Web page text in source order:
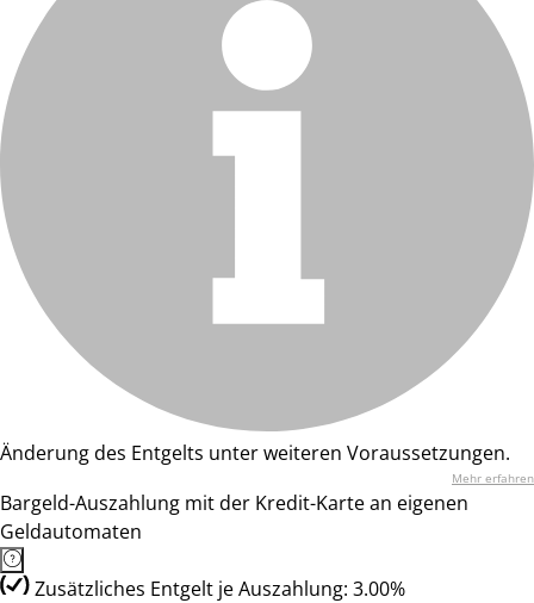
Änderung des Entgelts unter weiteren Voraussetzungen.
Mehr erfahren
Bargeld-Auszahlung mit der Kredit-Karte an eigenen
Geldautomaten
Zusätzliches Entgelt je Auszahlung: 3.00%